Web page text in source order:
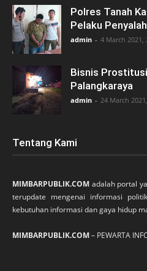
Polres Tanah
Pelaku
admin - 4 March 2021,
Bisnis
Palangkaraya
admin - 24 March
Tentang Kami
MIMBARPUBLIK.COM adalah portal
terupdate mengenai informasi
kebutuhan informasi dan gaya hidup
MIMBARPUBLIK.COM– PEWARTA